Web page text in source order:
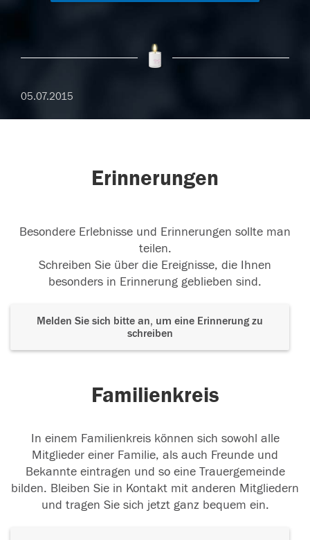
05.07.2015
Erinnerungen
Besondere Erlebnisse und Erinnerungen sollte man
teilen.
Schreiben Sie über die Ereignisse, die Ihnen
besonders in Erinnerung geblieben sind.
Melden Sie sich bitte an, um eine Erinnerung zu
schreiben
Familienkreis
In einem Familienkreis können sich sowohl alle
Mitglieder einer Familie, als auch Freunde und
Bekannte eintragen und so eine Trauergemeinde
bilden. Bleiben Sie in Kontakt mit anderen Mitgliedern
und tragen Sie sich jetzt ganz bequem ein.